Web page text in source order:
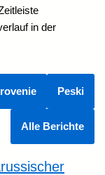
in der
Peski
Alle Berichte